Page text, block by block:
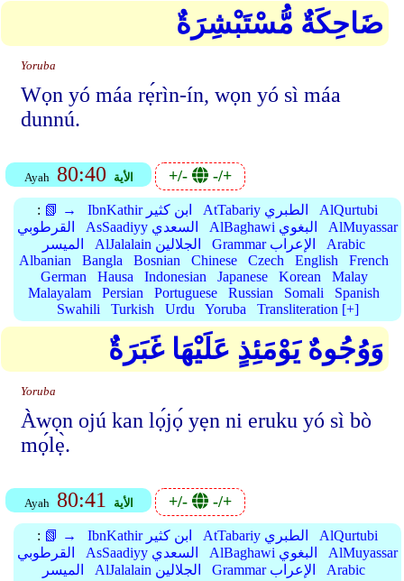
ضَاحِكَةٌ مُّسْتَبْشِرَةٌ
Yoruba
Wọn yó máa rẹ́rìn-ín, wọn yó sì máa
dunnú.
Ayah 80:40 الأية +/- -/+
: 📗 → IbnKathir ابن كثير AtTabariy الطبري
AlQurtubi
القرطوبي
AsSaadiyy السعدي AlBaghawi البغوي
AlMuyassar
الميسر
AlJalalain الجلالين Grammar الإعراب
Arabic
Albanian
Bangla Bosnian Chinese Czech English
French
German
Hausa Indonesian Japanese Korean
Malay
Malayalam
Persian Portuguese Russian Somali
Spanish
Swahili
Turkish Urdu Yoruba Transliteration [+]
وَوُجُوهٌ يَوْمَئِذٍ عَلَيْهَا غَبَرَةٌ
Yoruba
Àwọn ojú kan lọ́jọ́ yẹn ni eruku yó sì bò
mọ́lẹ̀.
Ayah 80:41 الأية +/- -/+
: 📗 → IbnKathir ابن كثير AtTabariy الطبري
AlQurtubi
القرطوبي
AsSaadiyy السعدي AlBaghawi البغوي
AlMuyassar
الميسر
AlJalalain الجلالين Grammar الإعراب
Arabic